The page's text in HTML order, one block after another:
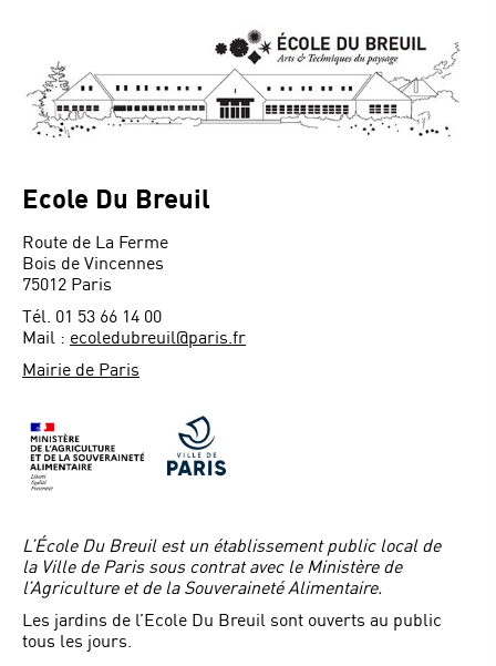
Ecole Du Breuil
Route de La Ferme
Bois de Vincennes
75012 Paris
Tél. 01 53 66 14 00
Mail : ecoledubreuil@paris.fr
Mairie de Paris
L’École Du Breuil est un établissement public local de
la Ville de Paris sous contrat avec le Ministère de
l’Agriculture et de la Souveraineté Alimentaire.
Les jardins de l’Ecole Du Breuil sont ouverts au public
tous les jours.